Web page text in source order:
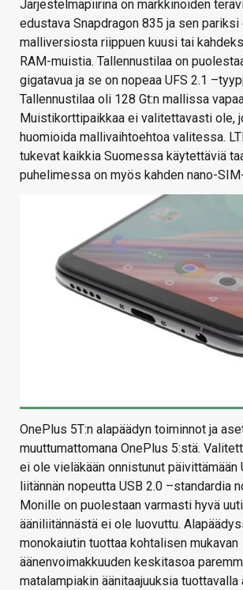
Järjestelmäpiirinä on markkinoiden
edustava Snapdragon 835 ja sen pariksi
malliversiosta riippuen kuusi tai
RAM-muistia. Tallennustilaa on
gigatavua ja se on nopeaa UFS 2.1
Tallennustilaa oli 128 Gt:n mallissa
Muistikorttipaikkaa ei valitettavasti ole,
huomioida mallivaihtoehtoa valitessa.
tukevat kaikkia Suomessa käytettäviä
puhelimessa on myös kahden nano-
OnePlus 5T:n alapäädyn toiminnot ja
muuttumattomana OnePlus 5:stä.
ei ole vieläkään onnistunut päivittämään
liitännän nopeutta USB 2.0 –standardia
Monille on puolestaan varmasti hyvä
ääniliitännästä ei ole luovuttu.
monokaiutin tuottaa kohtalisen mukavan
äänenvoimakkuuden keskitasoa
matalampiakin äänitaajuuksia tuottavalla